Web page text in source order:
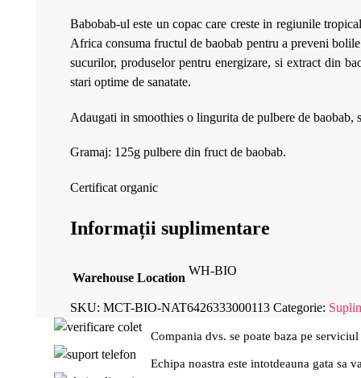
Babobab-ul este un copac care creste in regiunile
Africa consuma fructul de baobab pentru a preveni
sucurilor, produselor pentru energizare, si extract din
stari optime de sanatate.
Adaugati in smoothies o lingurita de pulbere de baobab,
Gramaj: 125g pulbere din fruct de baobab.
Certificat organic
Informații suplimentare
Warehouse Location
WH-BIO
SKU: MCT-BIO-NAT6426333000113 Categorie:
Compania dvs. se poate baza pe
Echipa noastra este intotdeauna gata sa